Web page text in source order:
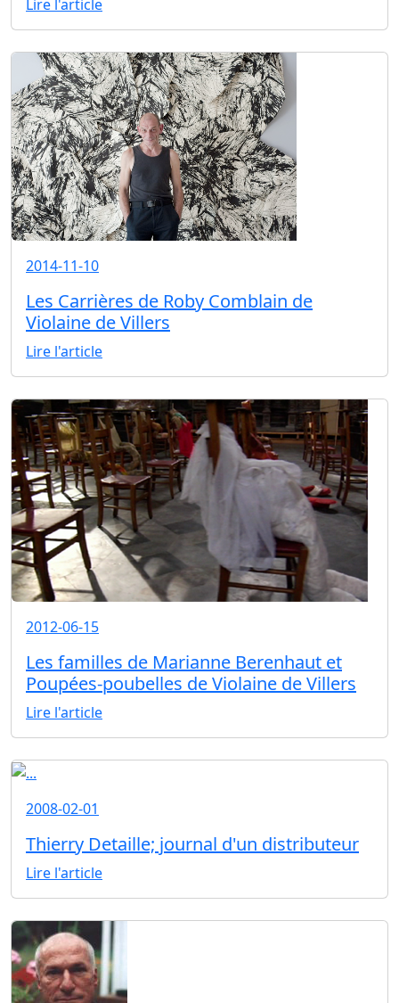
Lire l'article
2014-11-10
Les Carrières de Roby Comblain de
Violaine de Villers
Lire l'article
2012-06-15
Les familles de Marianne Berenhaut et
Poupées-poubelles de Violaine de Villers
Lire l'article
2008-02-01
Thierry Detaille; journal d'un distributeur
Lire l'article